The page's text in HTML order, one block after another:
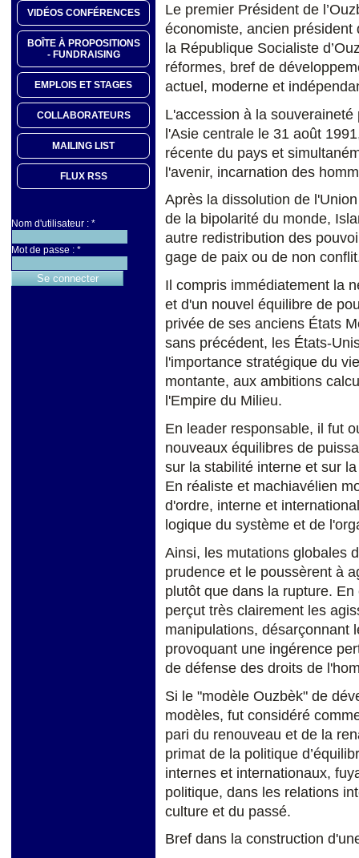
VIDÉOS CONFÉRENCES
BOÎTE À PROPOSITIONS
- FUNDRAISING
EMPLOIS ET STAGES
COLLABORATEURS
MAILING LIST
FLUX RSS
Nom d'utilisateur : *
Mot de passe : *
Le premier Président de
économiste, ancien
la République Socialiste
réformes, bref de
actuel, moderne et
L'accession à la
l'Asie centrale le 31 août
récente du pays et
l'avenir, incarnation des
Après la dissolution de
de la bipolarité du monde,
autre redistribution des
gage de paix ou de non
Il compris immédiatement la
et d'un nouvel équilibre de
privée de ses anciens États
sans précédent, les États-
l'importance stratégique du
montante, aux ambitions
l'Empire du Milieu.
En leader responsable, il fut
nouveaux équilibres de
sur la stabilité interne et sur
En réaliste et machiavélien
d'ordre, interne et
logique du système et de
Ainsi, les mutations globales
prudence et le poussèrent à
plutôt que dans la rupture.
perçut très clairement les
manipulations, désarçonnant
provoquant une ingérence
de défense des droits de
Si le "modèle Ouzbèk" de
modèles, fut considéré
pari du renouveau et de la
primat de la politique
internes et internationaux,
politique, dans les relations
culture et du passé.
Bref dans la construction